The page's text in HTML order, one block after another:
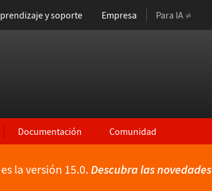
y soporte Empresa Para IA
Documentación Comunidad
la versión 15.0. Descubra las novedades